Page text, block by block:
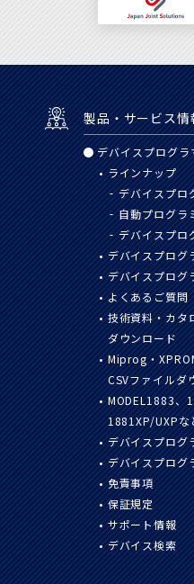
製品・サービス情
デバイスプログラ
ラインナップ
デバイスプロ
自動プログラ
デバイスプロ
デバイスプログ
デバイスプログ
よくあるご質問
技術資料・カタ
ダウンロード
Miprog・
CSVファイルダ
MODEL1883、
1881XP/UXPな
デバイスプログ
デバイスプログ
免責事項
保証規定
サポート情報
デバイス検索